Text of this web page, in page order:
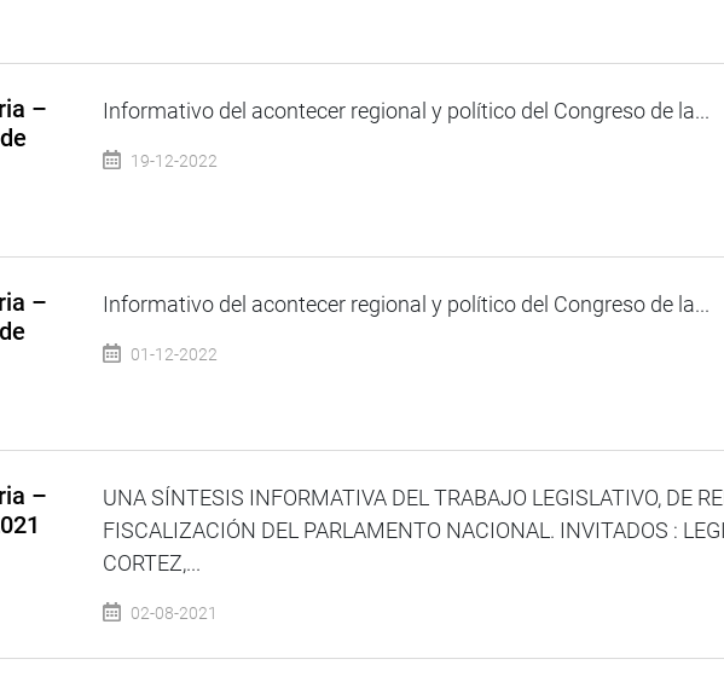
–
Informativo del acontecer regional y político del Congreso de la...
19-12-2022
–
Informativo del acontecer regional y político del Congreso de la...
01-12-2022
–
UNA SÍNTESIS INFORMATIVA DEL TRABAJO LEGISLATIVO, DE
FISCALIZACIÓN DEL PARLAMENTO NACIONAL. INVITADOS :
CORTEZ,...
02-08-2021